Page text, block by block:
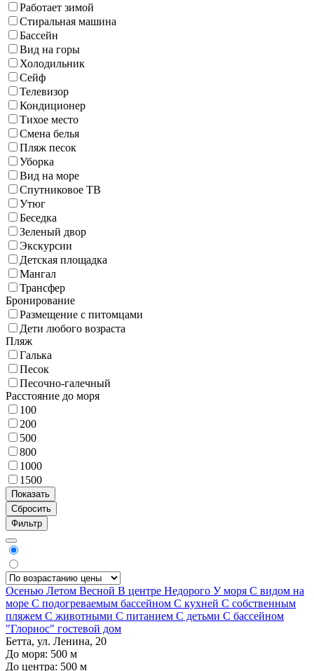
Работает зимой
Стиральная машина
Бассейн
Вид на горы
Холодильник
Сейф
Телевизор
Кондиционер
Тихое место
Смена белья
Пляж песок
Уборка
Вид на море
Спутниковое ТВ
Утюг
Беседка
Зеленый двор
Экскурсии
Детская площадка
Мангал
Трансфер
Бронирование
Размещение с питомцами
Дети любого возраста
Пляж
Галька
Песок
Песочно-галечный
Расстояние до моря
100
200
500
800
1000
1500
Фильтр
Осенью Летом Весной В центре Недорого У моря С видом на
море С подогреваемым бассейном С кухней С собственным
пляжем С животными С питанием С детьми С бассейном
"Глориос" гостевой дом
Бетта, ул. Ленина, 20
До моря: 500 м
До центра: 500 м